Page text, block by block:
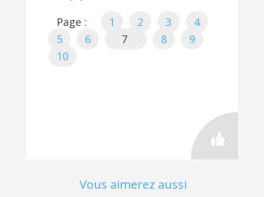
Page : 1 2 3
4
5
6 7 8
9
10
Vous aimerez aussi